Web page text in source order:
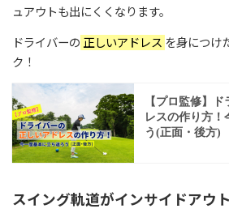
ュアウトも出にくくなります。
ドライバーの 正しいアドレス を身につけ
ク！
スイング軌道がインサイドアウ